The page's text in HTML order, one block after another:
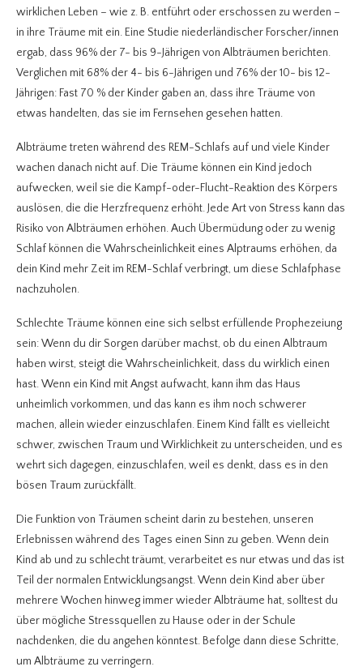
wirklichen Leben – wie z. B. entführt oder erschossen zu werden –
in ihre Träume mit ein. Eine Studie niederländischer Forscher/innen
ergab, dass 96% der 7- bis 9-Jährigen von Albträumen berichten.
Verglichen mit 68% der 4- bis 6-Jährigen und 76% der 10- bis 12-
Jährigen: Fast 70 % der Kinder gaben an, dass ihre Träume von
etwas handelten, das sie im Fernsehen gesehen hatten.
Albträume treten während des REM-Schlafs auf und viele Kinder
wachen danach nicht auf. Die Träume können ein Kind jedoch
aufwecken, weil sie die Kampf-oder-Flucht-Reaktion des Körpers
auslösen, die die Herzfrequenz erhöht. Jede Art von Stress kann das
Risiko von Albträumen erhöhen. Auch Übermüdung oder zu wenig
Schlaf können die Wahrscheinlichkeit eines Alptraums erhöhen, da
dein Kind mehr Zeit im REM-Schlaf verbringt, um diese Schlafphase
nachzuholen.
Schlechte Träume können eine sich selbst erfüllende Prophezeiung
sein: Wenn du dir Sorgen darüber machst, ob du einen Albtraum
haben wirst, steigt die Wahrscheinlichkeit, dass du wirklich einen
hast. Wenn ein Kind mit Angst aufwacht, kann ihm das Haus
unheimlich vorkommen, und das kann es ihm noch schwerer
machen, allein wieder einzuschlafen. Einem Kind fällt es vielleicht
schwer, zwischen Traum und Wirklichkeit zu unterscheiden, und es
wehrt sich dagegen, einzuschlafen, weil es denkt, dass es in den
bösen Traum zurückfällt.
Die Funktion von Träumen scheint darin zu bestehen, unseren
Erlebnissen während des Tages einen Sinn zu geben. Wenn dein
Kind ab und zu schlecht träumt, verarbeitet es nur etwas und das ist
Teil der normalen Entwicklungsangst. Wenn dein Kind aber über
mehrere Wochen hinweg immer wieder Albträume hat, solltest du
über mögliche Stressquellen zu Hause oder in der Schule
nachdenken, die du angehen könntest. Befolge dann diese Schritte,
um Albträume zu verringern.